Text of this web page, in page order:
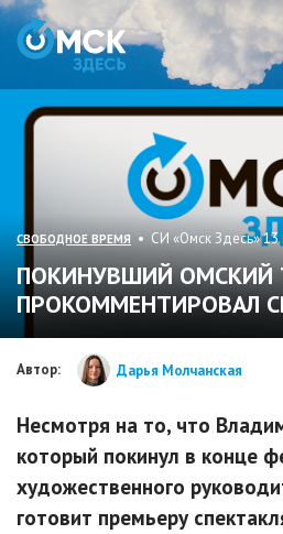
СВОБОДНОЕ ВРЕМЯ • СИ «Омск Здесь» 13
ПОКИНУВШИЙ ОМСКИЙ
ПРОКОММЕНТИРОВАЛ
Автор: Дарья Молчанская
Несмотря на то, что
который покинул в конце
художественного
готовит премьеру